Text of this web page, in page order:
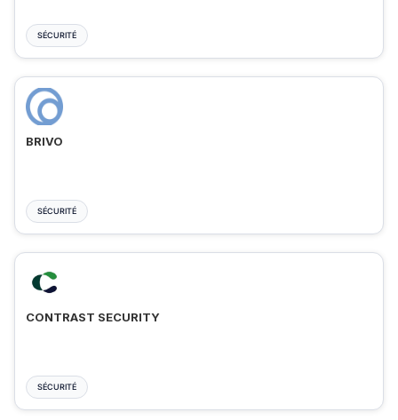
SÉCURITÉ
BRIVO
SÉCURITÉ
CONTRAST SECURITY
SÉCURITÉ